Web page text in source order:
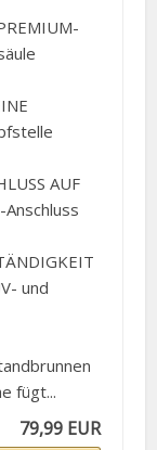
AUF
Anschluss
und
fügt...
79,99 EUR